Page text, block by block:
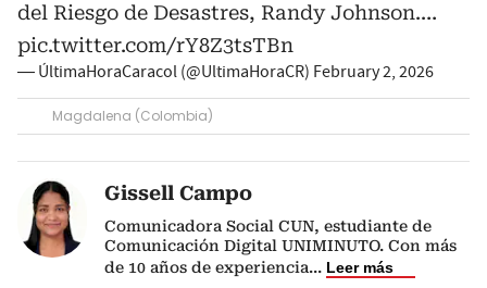
del Riesgo de Desastres, Randy Johnson.…
pic.twitter.com/rY8Z3tsTBn
— ÚltimaHoraCaracol (@UltimaHoraCR) February 2, 2026
Magdalena (Colombia)
Gissell Campo
Comunicadora Social CUN, estudiante de
Comunicación Digital UNIMINUTO. Con más
de 10 años de experiencia... Leer más